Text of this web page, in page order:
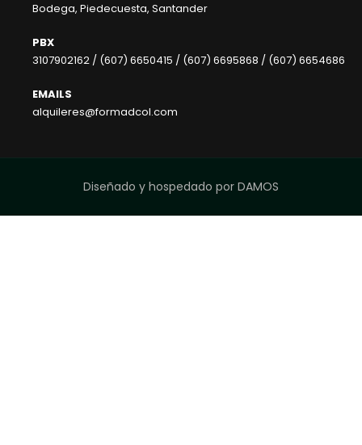
Bodega, Piedecuesta, Santander
PBX
3107902162 / (607) 6650415 / (607) 6695868 / (607) 6654686
EMAILS
alquileres@formadcol.com
Diseñado y hospedado por DAMOS